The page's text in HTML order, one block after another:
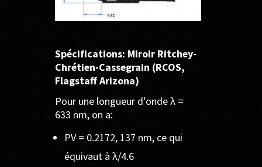
Spécifications: Miroir Ritchey-
Chrétien-Cassegrain (RCOS,
Flagstaff Arizona)
Pour une longueur d’onde λ =
633 nm, on a:
PV = 0.2172, 137 nm, ce qui
équivaut à λ/4.6